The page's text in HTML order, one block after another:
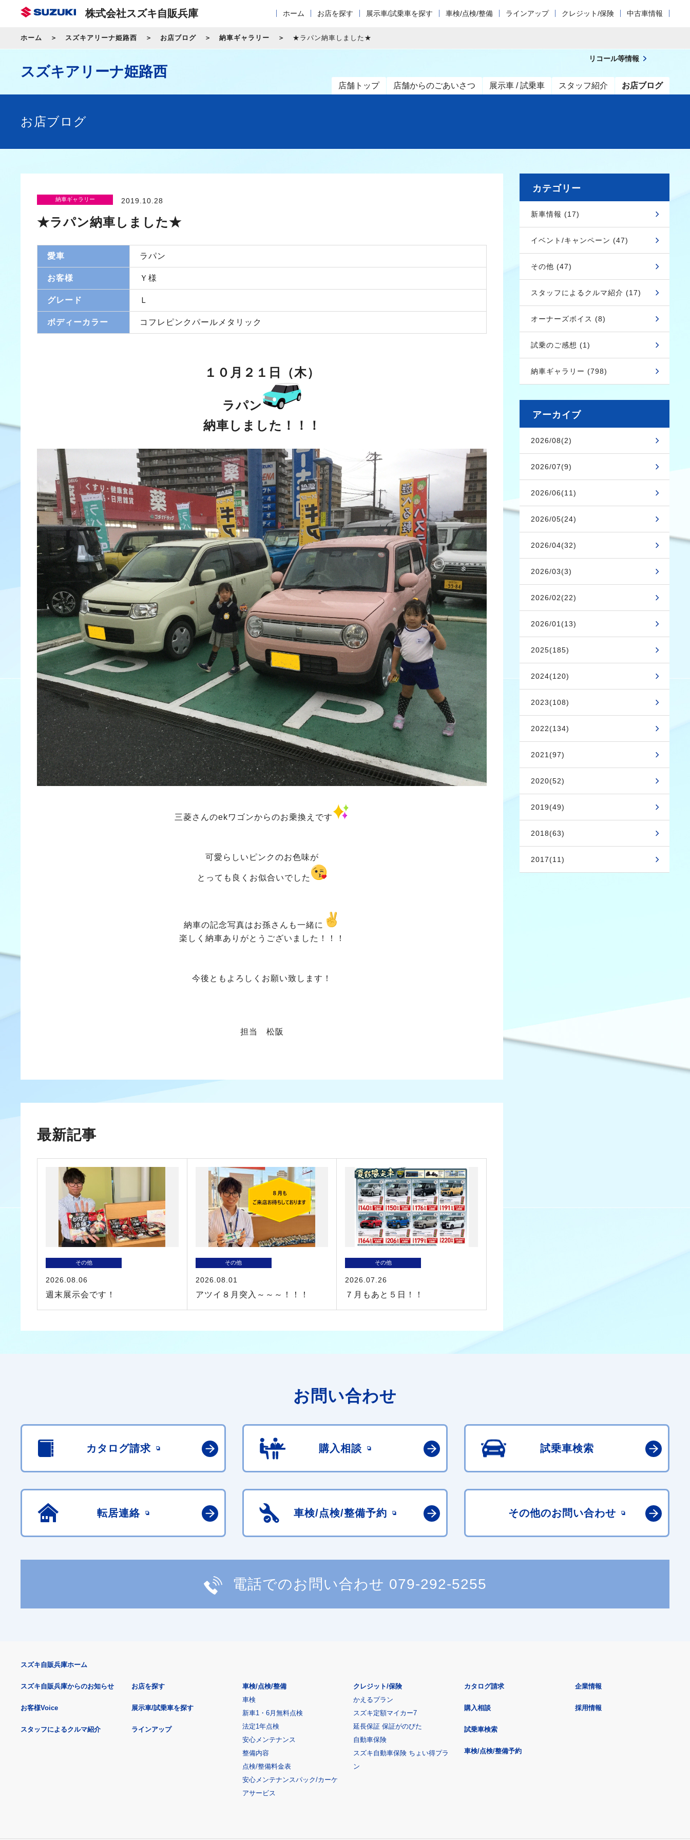
株式会社スズキ自販兵庫 ホーム お店を探す 展示車/試乗車を探す 車検/点検/整備 ラインアップ クレジット/保険 中古車情報
ホーム スズキアリーナ姫路西 お店ブログ 納車ギャラリー ★ラパン納車しました★
スズキアリーナ姫路西
店舗トップ 店舗からのごあいさつ 展示車 / 試乗車 スタッフ紹介 お店ブログ
リコール等情報
お店ブログ
納車ギャラリー 2019.10.28
★ラパン納車しました★
愛車 ラパン
お客様 Ｙ様
グレード Ｌ
ボディーカラー コフレピンクパールメタリック
１０月２１日（木）
ラパン
納車しました！！！
三菱さんのekワゴンからのお乗換えです
可愛らしいピンクのお色味が
とっても良くお似合いでした
納車の記念写真はお孫さんも一緒に
楽しく納車ありがとうございました！！！
今後ともよろしくお願い致します！
担当 松阪
最新記事
その他
2026.08.06
週末展示会です！
その他
2026.08.01
アツイ８月突入～～～！！！
その他
2026.07.26
７月もあと５日！！
カテゴリー
新車情報 (17)
イベント/キャンペーン (47)
その他 (47)
スタッフによるクルマ紹介 (17)
オーナーズボイス (8)
試乗のご感想 (1)
納車ギャラリー (798)
アーカイブ
2026/08(2)
2026/07(9)
2026/06(11)
2026/05(24)
2026/04(32)
2026/03(3)
2026/02(22)
2026/01(13)
2025(185)
2024(120)
2023(108)
2022(134)
2021(97)
2020(52)
2019(49)
2018(63)
2017(11)
お問い合わせ
カタログ請求 購入相談 試乗車検索
転居連絡 車検/点検/整備予約 その他のお問い合わせ
電話でのお問い合わせ 079-292-5255
スズキ自販兵庫ホーム
スズキ自販兵庫からのお知らせ
お客様Voice
スタッフによるクルマ紹介
お店を探す
展示車/試乗車を探す
ラインアップ
車検/点検/整備
車検
新車1・6月無料点検
法定1年点検
安心メンテナンス
整備内容
点検/整備料金表
安心メンテナンスパック/カーケ
アサービス
クレジット/保険
かえるプラン
スズキ定額マイカー7
延長保証 保証がのびた
自動車保険
スズキ自動車保険 ちょい得プラ
ン
カタログ請求
購入相談
試乗車検索
車検/点検/整備予約
企業情報
採用情報